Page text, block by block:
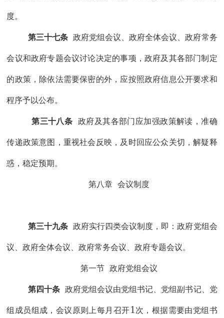
度。
第三十七条 政府党组会议 、政府全体会议、政府常务
会议和政府专题会议讨论决定的事项，政府及 其各部门制定
的政策，除依法需要保密的外，应按照政府信息公开要求和
程序予以公布。
第三十八条 政府及其各部门应加强政策解读，准确
传递政策意图，重视社会反映，及时回应公众关切，解疑释
惑，稳定预期。
第八章 会议制度
第三十九条 政府实行四类会议制度，即：政府党组会
议、政府全体会议、政府常务会议、政府专题会议。
第一节 政府党组会议
第四十条 政府党组会议由党组书记、党组副书记、 党
组成员组成， 会议原则上每月召开1次 ， 根据需要由党组书